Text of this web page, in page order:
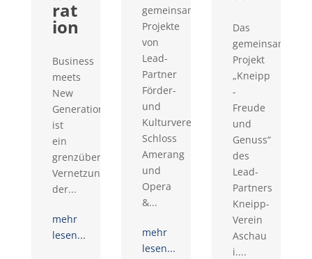
rat
ion
Business
meets
New
Generation
ist
ein
grenzüberschreitendes
Vernetzungsprojekt
der...
mehr
lesen...
gemeinsame
Projekte
von
Lead-
Partner
Förder-
und
Kulturverein
Schloss
Amerang
und
Opera
&...
mehr
lesen...
Das
gemeinsame
Projekt
„Kneipp
-
Freude
und
Genuss“
des
Lead-
Partners
Kneipp-
Verein
Aschau
i....